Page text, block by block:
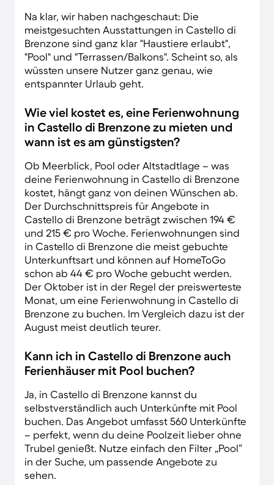
Na klar, wir haben nachgeschaut: Die
meistgesuchten Ausstattungen in Castello di
Brenzone sind ganz klar "Haustiere erlaubt",
"Pool" und "Terrassen/Balkons". Scheint so, als
wüssten unsere Nutzer ganz genau, wie
entspannter Urlaub geht.
Wie viel kostet es, eine Ferienwohnung
in Castello di Brenzone zu mieten und
wann ist es am günstigsten?
Ob Meerblick, Pool oder Altstadtlage – was
deine Ferienwohnung in Castello di Brenzone
kostet, hängt ganz von deinen Wünschen ab.
Der Durchschnittspreis für Angebote in
Castello di Brenzone beträgt zwischen 194 €
und 215 € pro Woche. Ferienwohnungen sind
in Castello di Brenzone die meist gebuchte
Unterkunftsart und können auf HomeToGo
schon ab 44 € pro Woche gebucht werden.
Der Oktober ist in der Regel der preiswerteste
Monat, um eine Ferienwohnung in Castello di
Brenzone zu buchen. Im Vergleich dazu ist der
August meist deutlich teurer.
Kann ich in Castello di Brenzone auch
Ferienhäuser mit Pool buchen?
Ja, in Castello di Brenzone kannst du
selbstverständlich auch Unterkünfte mit Pool
buchen. Das Angebot umfasst 560 Unterkünfte
– perfekt, wenn du deine Poolzeit lieber ohne
Trubel genießt. Nutze einfach den Filter „Pool“
in der Suche, um passende Angebote zu
sehen.